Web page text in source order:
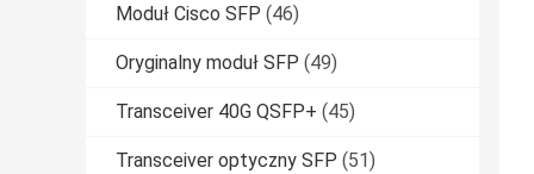
Moduł Cisco SFP (46)
Oryginalny moduł SFP (49)
Transceiver 40G QSFP+ (45)
Transceiver optyczny SFP (51)